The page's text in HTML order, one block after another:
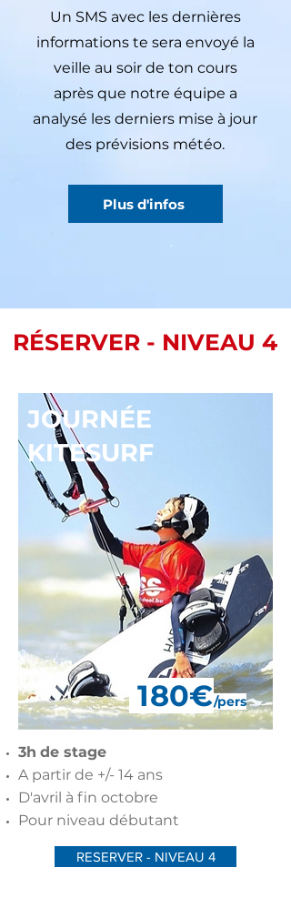
Un SMS avec les dernières
informations te sera envoyé la
veille au soir de ton cours
après que notre équipe a
analysé les derniers mise à jour
des prévisions météo.
Plus d'infos
RÉSERVER - NIVEAU 4
180€/pers
JOURNÉE
KITESURF
3h de stage
A partir de +/- 14 ans
D'avril à fin octobre
Pour niveau débutant
RESERVER - NIVEAU 4